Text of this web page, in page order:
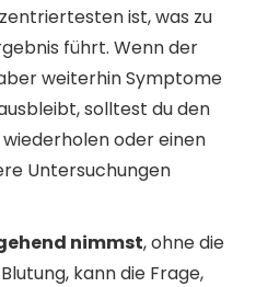
ist, was zu
führt. Wenn der
weiterhin Symptome
solltest du den
oder einen
Untersuchungen
nimmst, ohne die
kann die Frage,